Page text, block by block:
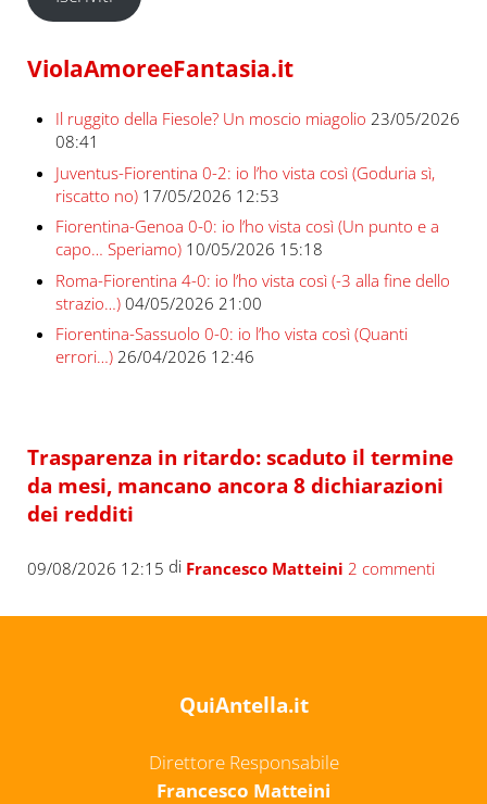
ViolaAmoreeFantasia.it
Il ruggito della Fiesole? Un moscio miagolio 23/05/2026
08:41
Juventus-Fiorentina 0-2: io l’ho vista così (Goduria sì,
riscatto no) 17/05/2026 12:53
Fiorentina-Genoa 0-0: io l’ho vista così (Un punto e a
capo… Speriamo) 10/05/2026 15:18
Roma-Fiorentina 4-0: io l’ho vista così (-3 alla fine dello
strazio…) 04/05/2026 21:00
Fiorentina-Sassuolo 0-0: io l’ho vista così (Quanti
errori…) 26/04/2026 12:46
Trasparenza in ritardo: scaduto il termine
da mesi, mancano ancora 8 dichiarazioni
dei redditi
09/08/2026 12:15 di Francesco Matteini 2 commenti
QuiAntella.it
Direttore Responsabile
Francesco Matteini